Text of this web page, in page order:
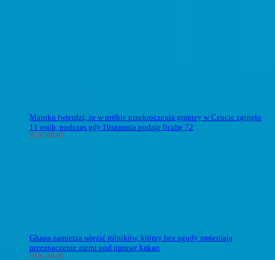
Maroko twierdzi, że w próbie przekroczenia granicy w Ceucie zginęło
11 osób, podczas gdy Hiszpania podaje liczbę 72
2026-08-05
Ghana zamierza więzić rolników, którzy bez zgody zmieniają
przeznaczenie ziemi pod uprawę kakao
2026-08-05